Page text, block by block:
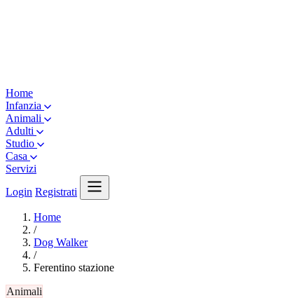
Home
Infanzia
Animali
Adulti
Studio
Casa
Servizi
Login Registrati
Home
/
Dog Walker
/
Ferentino stazione
Animali